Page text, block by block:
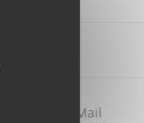
Partager par Mail